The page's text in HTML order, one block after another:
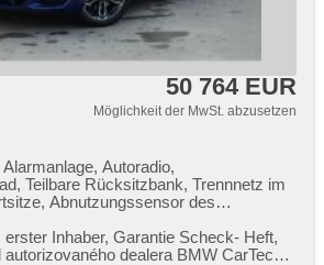
50 764 EUR
Möglichkeit der MwSt. abzusetzen
Autoradio,
Teilbare Rücksitzbank, Trennnetz im
Abnutzungssensor des
Antrieb 4x4, bezklíčové odemykání,
head-up display, Panoramadach,
Inhaber,​ Garantie Scheck​- Heft,​
dealera BMW CarTec